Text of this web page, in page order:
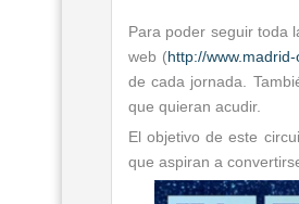
Para poder seguir toda
web (http://
de cada jornada.
que quieran acudir.
El objetivo de este
que aspiran a